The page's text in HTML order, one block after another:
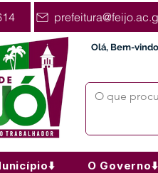
Olá, Bem-
O Governo⬇️